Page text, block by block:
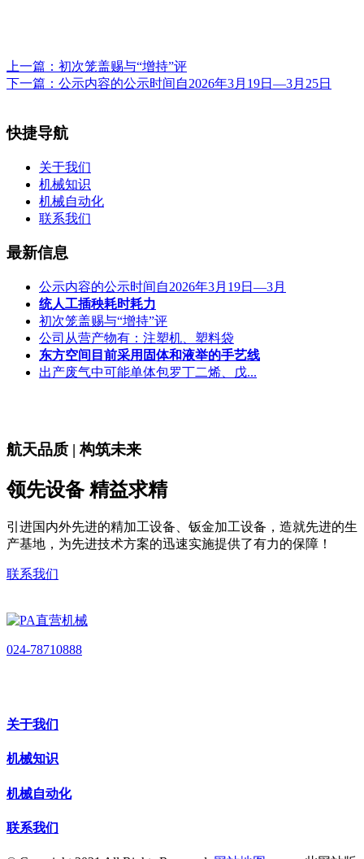
上一篇： 初次笼盖赐与“增持”评
下一篇： 公示内容的公示时间自2026年3月19日—3月25日
快捷导航
关于我们
机械知识
机械自动化
联系我们
最新信息
公示内容的公示时间自2026年3月19日—3月
统人工插秧耗时耗力
初次笼盖赐与“增持”评
公司从营产物有：注塑机、塑料袋
东方空间目前采用固体和液举的手艺线
出产废气中可能单体包罗丁二烯、戊...
航天品质 | 构筑未来
领先设备 精益求精
引进国内外先进的精加工设备、钣金加工设备，造就先进的生
产基地，为先进技术方案的迅速实施提供了有力的保障！
联系我们
024-78710888
关于我们
机械知识
机械自动化
联系我们